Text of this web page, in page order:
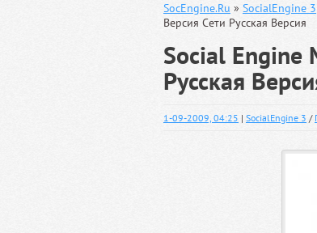
SocEngine.Ru » SocialEngine 3
Версия Сети Русская Версия
Social Engine
Русская
1-09-2009, 04:25 | SocialEngine 3 /